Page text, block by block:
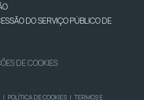
DO SERVIÇO PÚBLICO DE
DE COOKIES
| POLÍTICA DE COOKIES | TERMOS E